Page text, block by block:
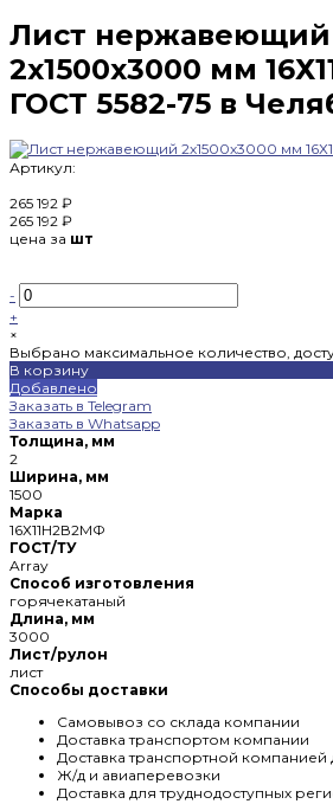
Лист нержавеющий
2х1500х3000 мм
ГОСТ 5582-75 в
Артикул:
265 192 ₽
265 192 ₽
цена за шт
-
+
×
Выбрано максимальное количество,
В корзину
Добавлено
Заказать в Telegram
Заказать в Whatsapp
Толщина, мм
2
Ширина, мм
1500
Марка
16Х11Н2В2МФ
ГОСТ/ТУ
Array
Способ изготовления
горячекатаный
Длина, мм
3000
Лист/рулон
лист
Способы доставки
Самовывоз со склада компании
Доставка транспортом компании
Доставка транспортной компанией
Ж/д и авиаперевозки
Доставка для труднодоступных